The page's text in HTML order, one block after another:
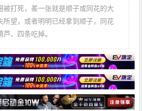
被打死，差一张就是顺子或同花的大
所望，或者明明已经拿到顺子，同花
、四条吃掉。